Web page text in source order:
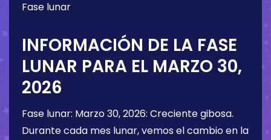
Fase lunar
INFORMACIÓN DE LA FASE
LUNAR PARA EL MARZO 30,
2026
Fase lunar: Marzo 30, 2026: Creciente gibosa.
Durante cada mes lunar, vemos el cambio en la